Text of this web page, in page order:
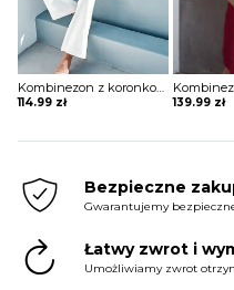
Kombinezon z koronkowym hiszpańskim dekoltem
114.99 zł 139.99 zł
Bezpieczne
Gwarantujemy
Łatwy zwrot i
Umożliwiamy zwrot